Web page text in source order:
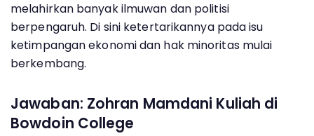
melahirkan banyak ilmuwan dan politisi
berpengaruh. Di sini ketertarikannya pada isu
ketimpangan ekonomi dan hak minoritas mulai
berkembang.
Jawaban: Zohran Mamdani Kuliah di
Bowdoin College